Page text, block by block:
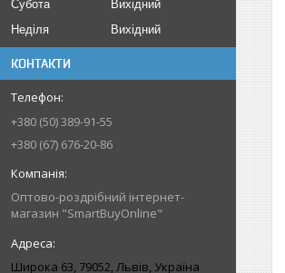
Субота
Вихідний
Неділя
Вихідний
КОНТАКТИ
+380 (50) 389-91-55
+380 (67) 676-20-86
Оптово-роздрібний інтернет-
магазин "SmartBuyOnline"
Широка 63, 79052, Львів, Україна